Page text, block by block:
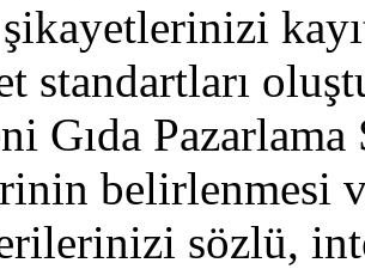
standartları
Gıda
belirlenmesi
sözlü,